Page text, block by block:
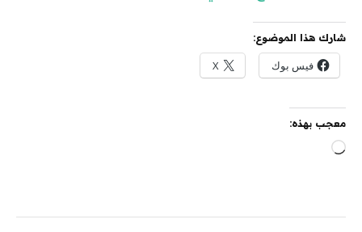
شارك هذا الموضوع:
فيس بوك X
معجب بهذه:
جاري